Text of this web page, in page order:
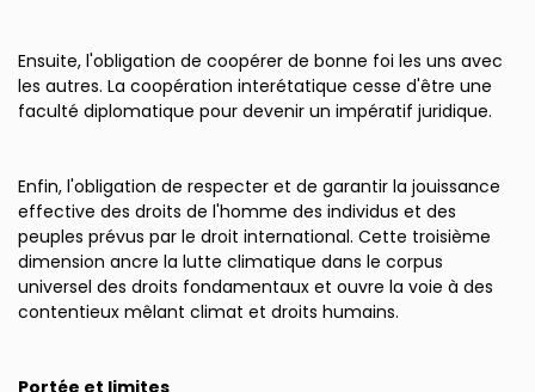
Ensuite, l'obligation de coopérer de bonne foi les uns avec
les autres. La coopération interétatique cesse d'être une
faculté diplomatique pour devenir un impératif juridique.
Enfin, l'obligation de respecter et de garantir la jouissance
effective des droits de l'homme des individus et des
peuples prévus par le droit international. Cette troisième
dimension ancre la lutte climatique dans le corpus
universel des droits fondamentaux et ouvre la voie à des
contentieux mêlant climat et droits humains.